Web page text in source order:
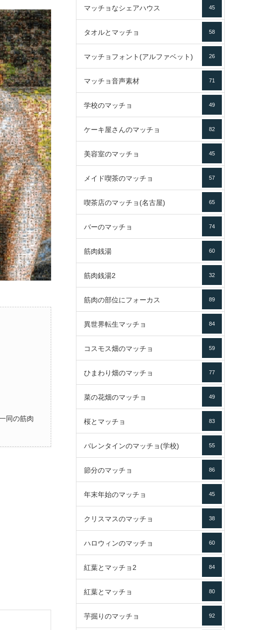
同の筋肉
マッチョなシェアハウス 45
タオルとマッチョ 58
マッチョフォント(アルファベット) 26
マッチョ音声素材 71
学校のマッチョ 49
ケーキ屋さんのマッチョ 82
美容室のマッチョ 45
メイド喫茶のマッチョ 57
喫茶店のマッチョ(名古屋) 65
バーのマッチョ 74
筋肉銭湯 60
筋肉銭湯2 32
筋肉の部位にフォーカス 89
異世界転生マッチョ 84
コスモス畑のマッチョ 59
ひまわり畑のマッチョ 77
菜の花畑のマッチョ 49
桜とマッチョ 83
バレンタインのマッチョ(学校) 55
節分のマッチョ 86
年末年始のマッチョ 45
クリスマスのマッチョ 38
ハロウィンのマッチョ 60
紅葉とマッチョ2 84
紅葉とマッチョ 80
芋掘りのマッチョ 92